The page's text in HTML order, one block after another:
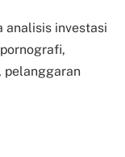
analisis investasi
pelanggaran